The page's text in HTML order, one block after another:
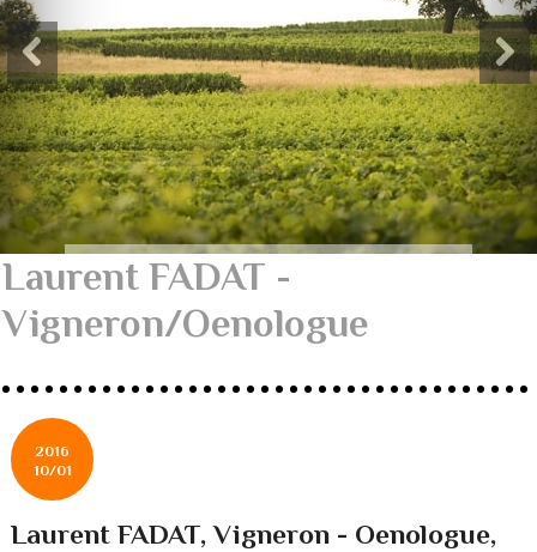
Laurent FADAT -
Vigneron/Oenologue
2016
10/01
Laurent FADAT, Vigneron - Oenologue,